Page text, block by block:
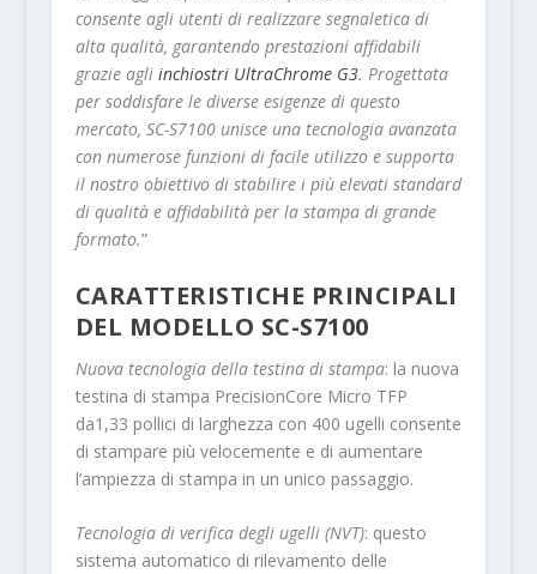
consente agli utenti di realizzare segnaletica di
alta qualità, garantendo prestazioni affidabili
grazie agliinchiostri UltraChrome G3. Progettata
per soddisfare le diverse esigenze di questo
mercato, SC-S7100 unisce una tecnologia avanzata
con numerose funzioni di facile utilizzo e supporta
il nostro obiettivo di stabilire i più elevati standard
di qualità e affidabilità per la stampa di grande
formato.”
CARATTERISTICHE PRINCIPALI
DEL MODELLO SC-S7100
Nuova tecnologia della testina di stampa: la nuova
testina di stampa PrecisionCore Micro TFP
da1,33 pollici di larghezza con 400 ugelli consente
di stampare più velocemente e di aumentare
l’ampiezza di stampa in un unico passaggio.
Tecnologia di verifica degli ugelli (NVT): questo
sistema automatico di rilevamento delle